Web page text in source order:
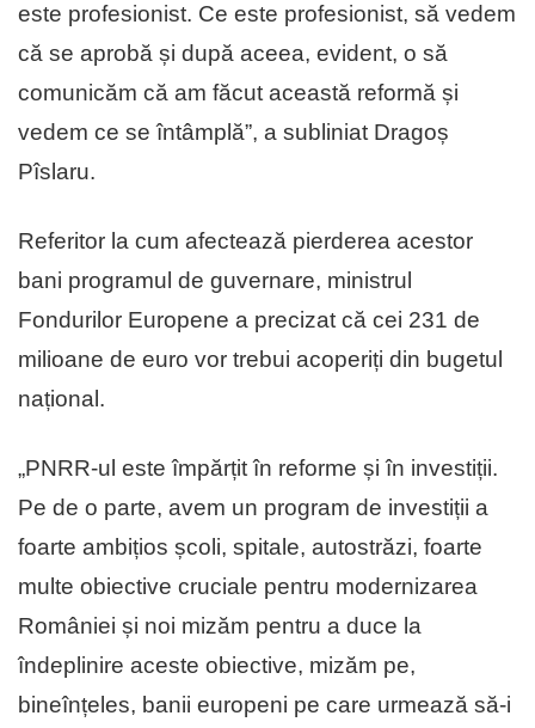
este profesionist. Ce este profesionist, să vedem
că se aprobă și după aceea, evident, o să
comunicăm că am făcut această reformă și
vedem ce se întâmplă”, a subliniat Dragoș
Pîslaru.
Referitor la cum afectează pierderea acestor
bani programul de guvernare, ministrul
Fondurilor Europene a precizat că cei 231 de
milioane de euro vor trebui acoperiți din bugetul
național.
„PNRR-ul este împărțit în reforme și în investiții.
Pe de o parte, avem un program de investiții a
foarte ambițios școli, spitale, autostrăzi, foarte
multe obiective cruciale pentru modernizarea
României și noi mizăm pentru a duce la
îndeplinire aceste obiective, mizăm pe,
bineînțeles, banii europeni pe care urmează să-i